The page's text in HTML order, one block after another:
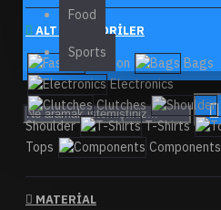
Food
Sports
ALT KATEGORILER
Fashion
Bags
Electronics
Clutches
Shoulder
T-Shirts
Tops
Components
MATERIAL